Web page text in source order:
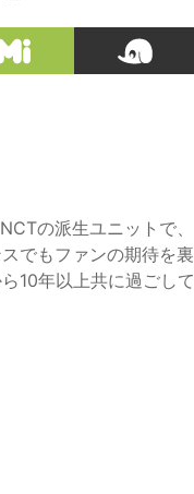
の派生ユニットで、
でもファンの期待を裏
10年以上共に過ごして